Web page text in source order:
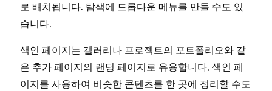
로 배치됩니다. 탐색에 드롭다운 메뉴를 만들 수도 있
습니다.
색인 페이지는 갤러리나 프로젝트의 포트폴리오와 같
은 추가 페이지의 랜딩 페이지로 유용합니다. 색인 페
이지를 사용하여 비슷한 콘텐츠를 한 곳에 정리할 수도